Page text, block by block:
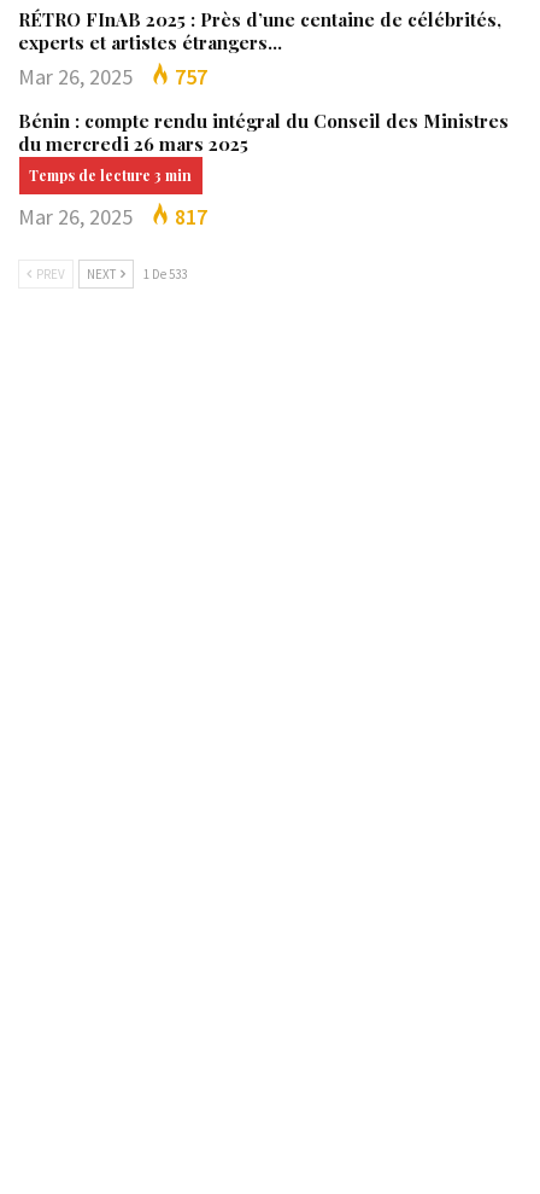
RÉTRO FInAB 2025 : Près d’une centaine de célébrités,
experts et artistes étrangers…
Mar 26, 2025 757
Bénin : compte rendu intégral du Conseil des Ministres
du mercredi 26 mars 2025
Mar 26, 2025 817
PREV NEXT 1 De 533